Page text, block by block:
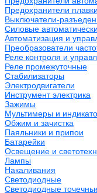
Предохранители
Выключатели-
Силовые
Автоматизация и
Преобразователи
Реле контроля и
Реле промежуточные
Стабилизаторы
Электродвигатели
Инструмент электрика
Зажимы
Мультимеры и
Обжим и зачистка
Паяльники и припои
Батарейки
Освещение и
Лампы
Накаливания
Светодиодные
Светодиодные